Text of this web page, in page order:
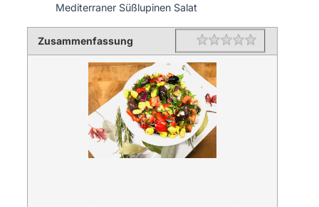
Mediterraner Süßlupinen Salat
Zusammenfassung Rating 1 star
2 stars
3 stars
4 stars
5 stars